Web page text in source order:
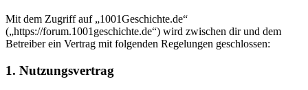
Mit dem Zugriff auf „1001Geschichte.de“
(„https://forum.1001geschichte.de“) wird zwischen dir und dem
Betreiber ein Vertrag mit folgenden Regelungen geschlossen:
1. Nutzungsvertrag